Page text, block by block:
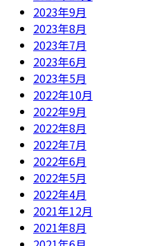
2023年9月
2023年8月
2023年7月
2023年6月
2023年5月
2022年10月
2022年9月
2022年8月
2022年7月
2022年6月
2022年5月
2022年4月
2021年12月
2021年8月